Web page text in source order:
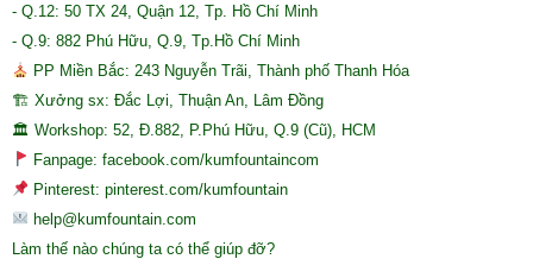
- Q.12: 50 TX 24, Quận 12, Tp. Hồ Chí Minh
- Q.9: 882 Phú Hữu, Q.9, Tp.Hồ Chí Minh
PP Miền Bắc: 243 Nguyễn Trãi, Thành phố Thanh Hóa
🏗 Xưởng sx: Đắc Lợi, Thuận An, Lâm Đồng
🏛 Workshop: 52, Đ.882, P.Phú Hữu, Q.9 (Cũ), HCM
Fanpage: facebook.com/kumfountaincom
Pinterest: pinterest.com/kumfountain
help@kumfountain.com
Làm thế nào chúng ta có thể giúp đỡ?